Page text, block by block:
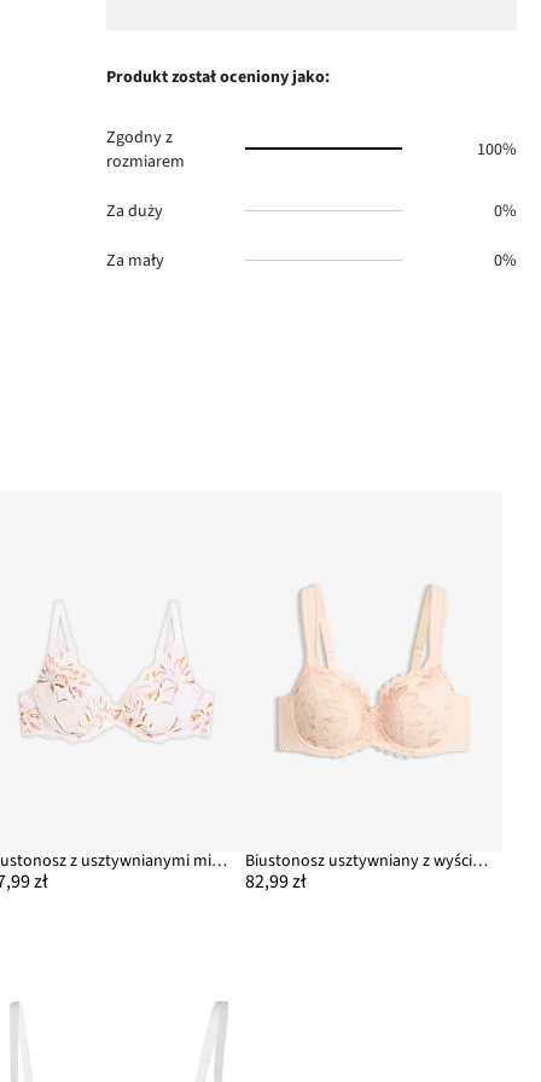
0.
głosów
Produkt został oceniony jako:
Zgodny z
rozmiarem
100%
Za duży 0%
Za mały 0%
Biustonosz z usztywnianymi miseczkami z subtelnej koronki
zł
Biustonosz usztywniany z wyściełanymi ramiączkami
82,99 zł